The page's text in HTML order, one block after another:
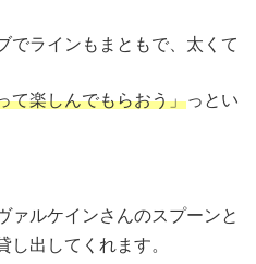
でラインもまともで、太くて
て楽しんでもらおう」っとい
ァルケインさんのスプーンと
し出してくれます。